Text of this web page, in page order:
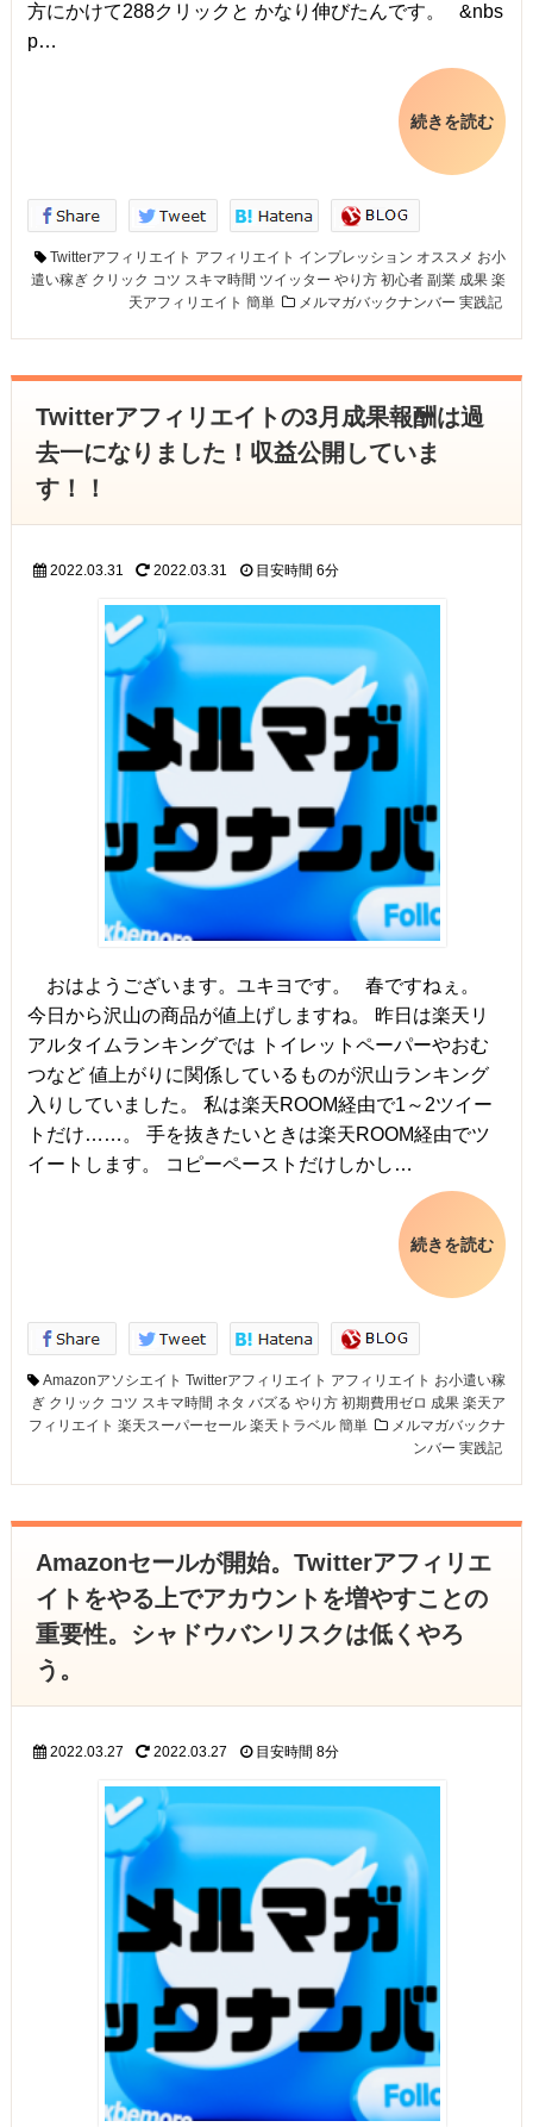
方にかけて288クリックと かなり伸びたんです。 &nbs
p…
続きを読む
Twitterアフィリエイト アフィリエイト インプレッション オススメ お小
遣い稼ぎ クリック コツ スキマ時間 ツイッター やり方 初心者 副業 成果 楽
天アフィリエイト 簡単 メルマガバックナンバー 実践記
Twitterアフィリエイトの3月成果報酬は過
去一になりました！収益公開していま
す！！
2022.03.31 2022.03.31 目安時間 6分
おはようございます。ユキヨです。 春ですねぇ。
今日から沢山の商品が値上げしますね。 昨日は楽天リ
アルタイムランキングでは トイレットペーパーやおむ
つなど 値上がりに関係しているものが沢山ランキング
入りしていました。 私は楽天ROOM経由で1～2ツイー
トだけ……。 手を抜きたいときは楽天ROOM経由でツ
イートします。 コピーペーストだけしかし…
続きを読む
Amazonアソシエイト Twitterアフィリエイト アフィリエイト お小遣い稼
ぎ クリック コツ スキマ時間 ネタ バズる やり方 初期費用ゼロ 成果 楽天ア
フィリエイト 楽天スーパーセール 楽天トラベル 簡単
メルマガバックナ
ンバー 実践記
Amazonセールが開始。Twitterアフィリエ
イトをやる上でアカウントを増やすことの
重要性。シャドウバンリスクは低くやろ
う。
2022.03.27 2022.03.27 目安時間 8分